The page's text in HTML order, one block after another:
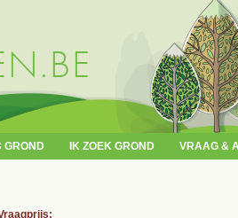
gaan
GROND IK ZOEK GROND VRAAG &